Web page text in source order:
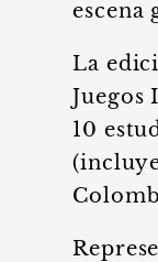
escena
La
Juegos
10